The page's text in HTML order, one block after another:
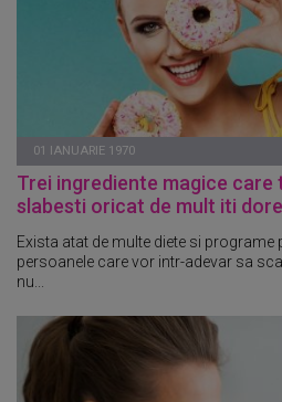
01 IANUARIE 1970
Trei ingrediente magice care
slabesti oricat de mult iti
Exista atat de multe diete si
persoanele care vor intr-adevar sa
nu...